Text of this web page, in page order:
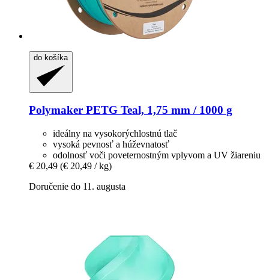
do košíka
Polymaker PETG Teal, 1,75 mm / 1000 g
ideálny na vysokorýchlostnú tlač
vysoká pevnosť a húževnatosť
odolnosť voči poveternostným vplyvom a UV žiareniu
€ 20,49 (€ 20,49 / kg)
Doručenie do 11. augusta